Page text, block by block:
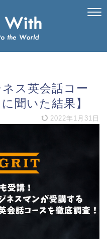
ス英会話コー
聞いた結果】
2022年1月31日